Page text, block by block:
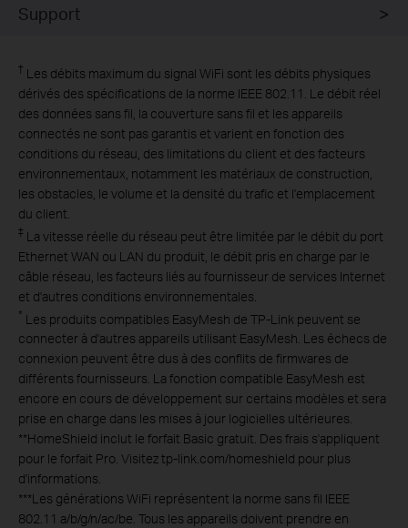
Support
† Les débits maximum du signal WiFi sont les débits physiques
dérivés des spécifications de la norme IEEE 802.11. Le débit réel
des données sans fil, la couverture sans fil et les appareils
connectés ne sont pas garantis et varient en fonction des
conditions du réseau, des limitations du client et des facteurs
environnementaux, notamment les matériaux de construction,
les obstacles, le volume et la densité du trafic et l'emplacement
du client.
‡ La vitesse réelle du réseau peut être limitée par le débit du port
Ethernet WAN ou LAN du produit, le débit pris en charge par le
câble réseau, les facteurs liés au fournisseur de services Internet
et d'autres conditions environnementales.
* Les produits compatibles EasyMesh de TP-Link peuvent se
connecter à d'autres appareils utilisant EasyMesh. Les échecs de
connexion peuvent être dus à des conflits de firmwares de
différents fournisseurs. La fonction compatible EasyMesh est
encore en cours de développement sur certains modèles et sera
prise en charge dans les mises à jour logicielles ultérieures.
**HomeShield inclut le forfait Basic gratuit. Des frais s'appliquent
pour le forfait Pro. Visitez tp-link.com/homeshield pour plus
d'informations.
***Les générations WiFi représentent la norme sans fil IEEE
802.11 a/b/g/n/ac/be. Tous les appareils doivent prendre en